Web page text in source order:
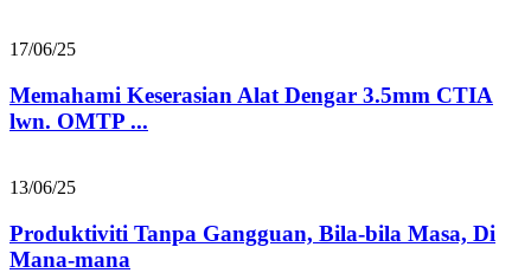
17/06/25
Memahami Keserasian Alat Dengar 3.5mm CTIA
lwn. OMTP ...
13/06/25
Produktiviti Tanpa Gangguan, Bila-bila Masa, Di
Mana-mana